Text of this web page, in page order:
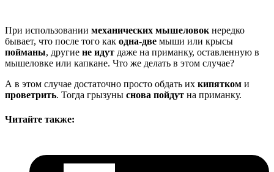
При использовании механических мышеловокнередко
бывает, что после того как одна-две мыши или крысы
пойманы, другие не идут даже на приманку, оставленную в
мышеловке или капкане. Что же делать в этом случае?
А в этом случае достаточно просто обдать их кипятком и
проветрить. Тогда грызуны снова пойдут на приманку.
Читайте также: